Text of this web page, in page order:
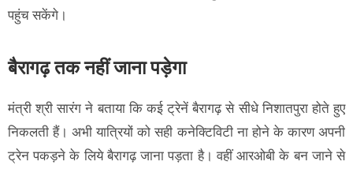
पहुंच सकेंगे।
बैरागढ़ तक नहीं जाना पड़ेगा
मंत्री श्री सारंग ने बताया कि कई ट्रेनें बैरागढ़ से सीधे निशातपुरा होते हुए
निकलती हैं। अभी यात्रियों को सही कनेक्टिविटी ना होने के कारण अपनी
ट्रेन पकड़ने के लिये बैरागढ़ जाना पड़ता है। वहीं आरओबी के बन जाने से